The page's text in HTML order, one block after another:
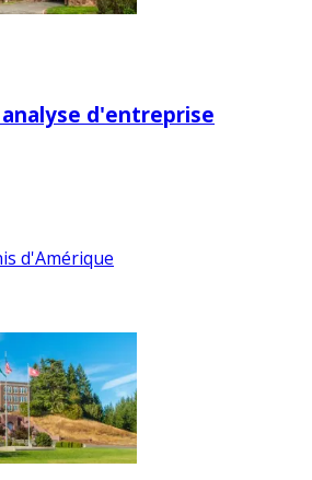
d'entreprise
d'Amérique